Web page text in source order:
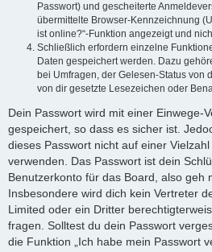
Passwort) und gescheiterte
übermittelte Browser-Kennzeichnung
ist online?“-Funktion angezeigt und
Schließlich erfordern einzelne
Daten gespeichert werden. Dazu
bei Umfragen, der Gelesen-Status von
von dir gesetzte Lesezeichen oder
Dein Passwort wird mit einer Einwege-
gespeichert, so dass es sicher ist.
dieses Passwort nicht auf einer
verwenden. Das Passwort ist dein
Benutzerkonto für das Board, also geh
Insbesondere wird dich kein Vertreter
Limited oder ein Dritter
fragen. Solltest du dein Passwort
die Funktion „Ich habe mein Passwort